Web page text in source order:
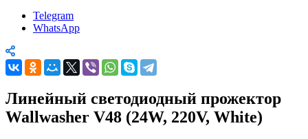
Telegram
WhatsApp
Линейный светодиодный прожектор
Wallwasher V48 (24W, 220V, White)